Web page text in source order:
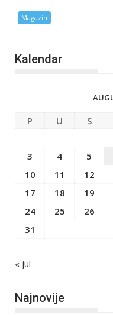
Magazin
Kalendar
P U S
3
4 5
10
11 12
17
18 19
24
25 26
31
« jul
Najnovije